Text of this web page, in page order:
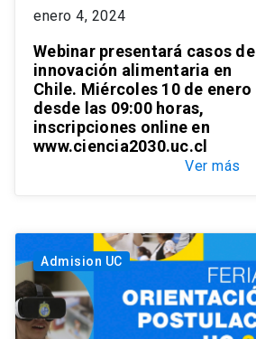
enero 4, 2024
Webinar presentará casos de
innovación alimentaria en
Chile. Miércoles 10 de enero
desde las 09:00 horas,
inscripciones online en
www.ciencia2030.uc.cl
Ver más
Admision UC